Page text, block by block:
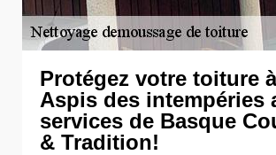
Protégez votre toiture
Aspis des intempéries
services de Basque
& Tradition!